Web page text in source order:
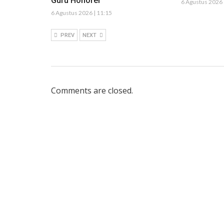
6 Agustus 2026 | 11:15
6 Agustus 2026
PREV NEXT
Comments are closed.